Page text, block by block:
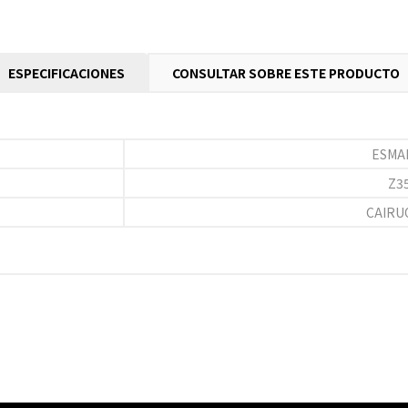
ESPECIFICACIONES CONSULTAR SOBRE ESTE PRODUCTO